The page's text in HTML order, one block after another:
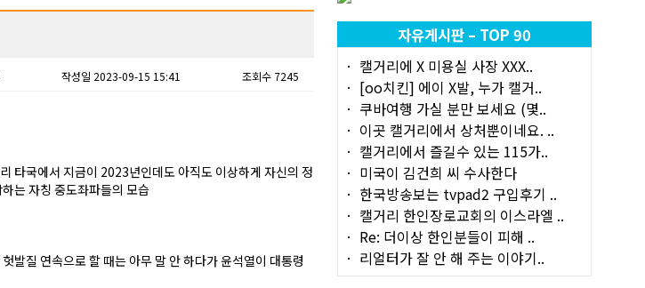
작성일 2023-09-15 15:41 조회수 7245
타국에서 지금이 2023년인데도 아직도 이상하게 자신의 정
는 자칭 중도좌파들의 모습
발질 연속으로 할 때는 아무 말 안 하다가 윤석열이 대통령
자유게시판 – TOP 90
캘거리에 X 미용실 사장 XXX..
[oo치킨] 에이 X발, 누가 캘거..
쿠바여행 가실 분만 보세요 (몇..
이곳 캘거리에서 상처뿐이네요. ..
캘거리에서 즐길수 있는 115가..
미국이 김건희 씨 수사한다
한국방송보는 tvpad2 구입후기 ..
캘거리 한인장로교회의 이스라엘 ..
Re: 더이상 한인분들이 피해 ..
리얼터가 잘 안 해 주는 이야기..